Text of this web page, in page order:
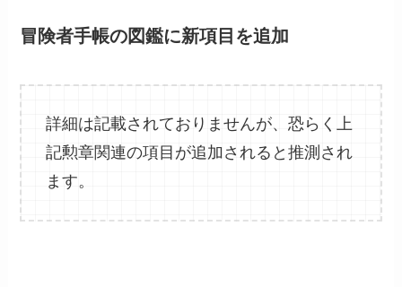
冒険者手帳の図鑑に新項目を追加
詳細は記載されておりませんが、恐らく上
記勲章関連の項目が追加されると推測され
ます。